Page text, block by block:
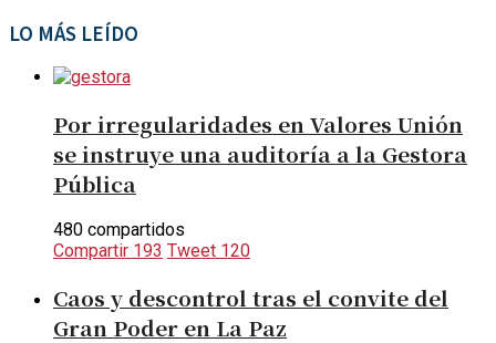
LO MÁS LEÍDO
Por irregularidades en Valores Unión
se instruye una auditoría a la Gestora
Pública
480 compartidos
Compartir 193 Tweet 120
Caos y descontrol tras el convite del
Gran Poder en La Paz